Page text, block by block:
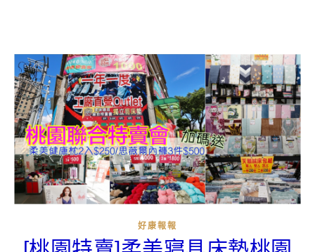
好康報報